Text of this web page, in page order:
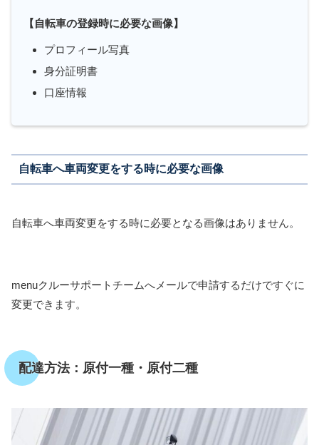
【自転車の登録時に必要な画像】
プロフィール写真
身分証明書
口座情報
自転車へ車両変更をする時に必要な画像
自転車へ車両変更をする時に必要となる画像はありません。
menuクルーサポートチームへメールで申請するだけですぐに
変更できます。
配達方法：原付一種・原付二種